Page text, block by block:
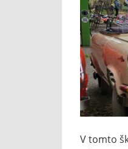
V tomto